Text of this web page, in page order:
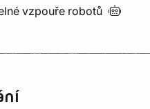
vzpouře robotů